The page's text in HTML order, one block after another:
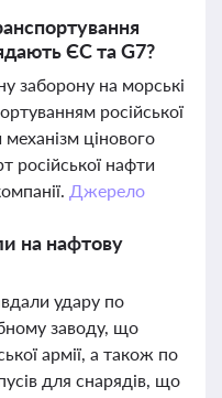
ЄС та G7?
заборону на морські
російської
цінового
російської нафти
Джерело
на нафтову
удару по
заводу, що
армії, а також по
для снарядів, що